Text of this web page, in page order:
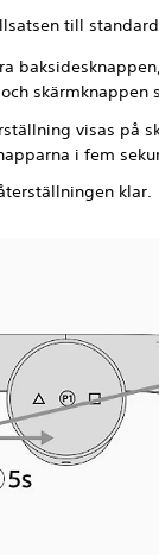
till
skärmknappen
visas på
i fem
klar.